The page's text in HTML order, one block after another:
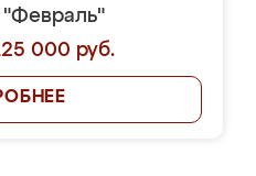
000 руб.